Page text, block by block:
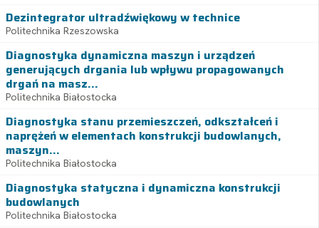
Dezintegrator ultradźwiękowy w technice
Politechnika Rzeszowska
Diagnostyka dynamiczna maszyn i urządzeń
generujących drgania lub wpływu propagowanych
drgań na masz...
Politechnika Białostocka
Diagnostyka stanu przemieszczeń, odkształceń i
naprężeń w elementach konstrukcji budowlanych,
maszyn...
Politechnika Białostocka
Diagnostyka statyczna i dynamiczna konstrukcji
budowlanych
Politechnika Białostocka